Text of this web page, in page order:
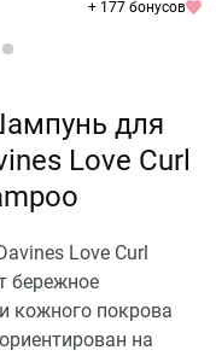
+ 177 бонусов
для
Love Curl
Love Curl
бережное
кожного покрова
на